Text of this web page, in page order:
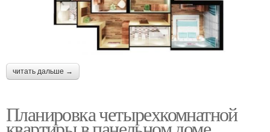
читать дальше →
Планировка четырехкомнатной